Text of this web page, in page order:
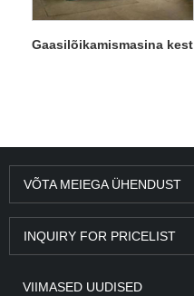
Gaasilõikamismasina kest
VÕTA MEIEGA ÜHENDUST
INQUIRY FOR PRICELIST
VIIMASED UUDISED